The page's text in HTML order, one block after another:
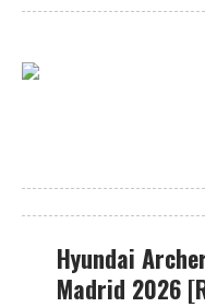
Hyundai
Madrid 2026